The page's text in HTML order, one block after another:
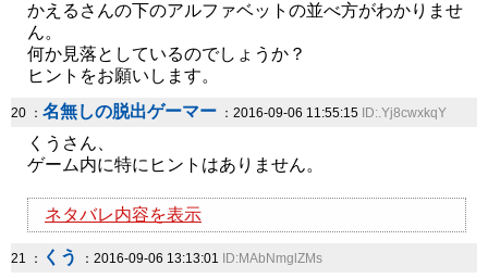
かえるさんの下のアルファベットの並べ方がわかりませ
ん。
何か見落としているのでしょうか？
ヒントをお願いします。
20 ： 名無しの脱出ゲーマー ：2016-09-06 11:55:15 ID:.Yj8cwxkqY
くうさん、
ゲーム内に特にヒントはありません。
ネタバレ内容を表示
21 ： くう ：2016-09-06 13:13:01 ID:MAbNmglZMs